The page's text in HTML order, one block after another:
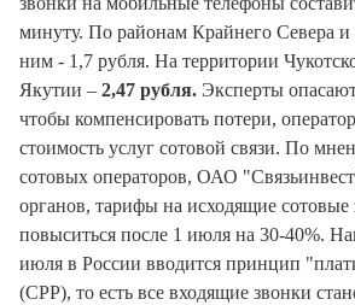
минуту. По районам Крайнего Севера
ним - 1,7 рубля. На территории
Якутии – 2,47 рубля. Эксперты
чтобы компенсировать потери,
стоимость услуг сотовой связи. По
сотовых операторов, ОАО
органов, тарифы на исходящие сотовые
повыситься после 1 июля на 30-40%.
июля в России вводится принцип
(CPP), то есть все входящие звонки